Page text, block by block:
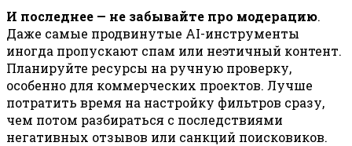
И последнее — не забывайте про модерацию.
Даже самые продвинутые AI-инструменты
иногда пропускают спам или неэтичный контент.
Планируйте ресурсы на ручную проверку,
особенно для коммерческих проектов. Лучше
потратить время на настройку фильтров сразу,
чем потом разбираться с последствиями
негативных отзывов или санкций поисковиков.